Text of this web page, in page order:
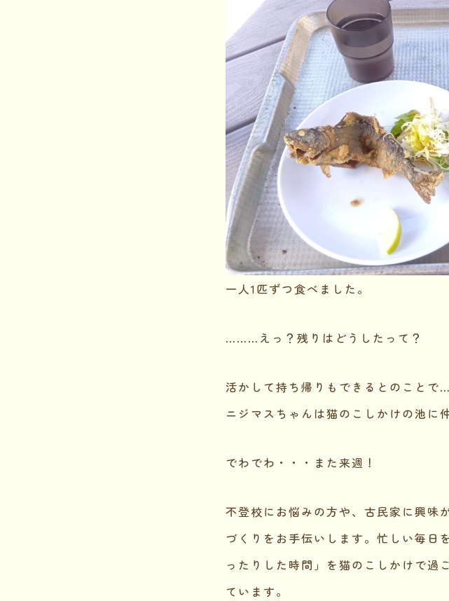
一人1匹ずつ食べました。
………えっ？残りはどうしたって？
活かして持ち帰りもできるとのことで…
ニジマスちゃんは猫のこしかけの池に
でわでわ・・・また来週！
不登校にお悩みの方や、古民家に興味
づくりをお手伝いします。忙しい毎日
ったりした時間」を猫のこしかけで過
ています。